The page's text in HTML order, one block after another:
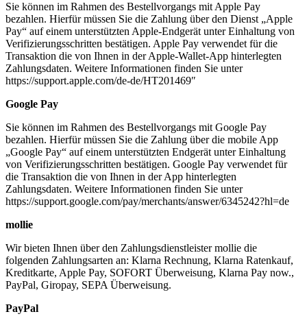
Sie können im Rahmen des Bestellvorgangs mit Apple Pay
bezahlen. Hierfür müssen Sie die Zahlung über den Dienst „Apple
Pay“ auf einem unterstützten Apple-Endgerät unter Einhaltung von
Verifizierungsschritten bestätigen. Apple Pay verwendet für die
Transaktion die von Ihnen in der Apple-Wallet-App hinterlegten
Zahlungsdaten. Weitere Informationen finden Sie unter
https://support.apple.com/de-de/HT201469″
Google Pay
Sie können im Rahmen des Bestellvorgangs mit Google Pay
bezahlen. Hierfür müssen Sie die Zahlung über die mobile App
„Google Pay“ auf einem unterstützten Endgerät unter Einhaltung
von Verifizierungsschritten bestätigen. Google Pay verwendet für
die Transaktion die von Ihnen in der App hinterlegten
Zahlungsdaten. Weitere Informationen finden Sie unter
https://support.google.com/pay/merchants/answer/6345242?hl=de
mollie
Wir bieten Ihnen über den Zahlungsdienstleister mollie die
folgenden Zahlungsarten an: Klarna Rechnung, Klarna Ratenkauf,
Kreditkarte, Apple Pay, SOFORT Überweisung, Klarna Pay now.,
PayPal, Giropay, SEPA Überweisung.
PayPal